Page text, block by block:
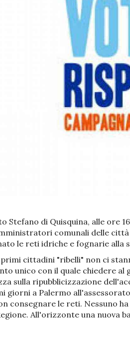
Stefano di Quisquina, alle ore
comunali delle
le reti idriche e fognarie alla
cittadini "ribelli" non ci
unico con il quale chiedere al
sulla ripubblicizzazione
giorni a Palermo
consegnare le reti. Nessuno
All'orizzonte una nuova